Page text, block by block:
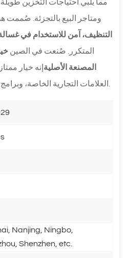
مما يلبي احتياجات التخزين
ومتاجر البيع بالتجزئة. صُممت
التنظيف، آمن للاستخدام في
المتكرر. صُنعت في الصين
المصنعة الأصلية إنه خيار
Nanjing, Ningbo,
Shenzhen, etc.